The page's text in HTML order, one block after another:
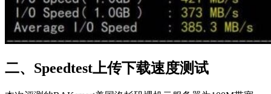
二、Speedtest上传下载速度测试